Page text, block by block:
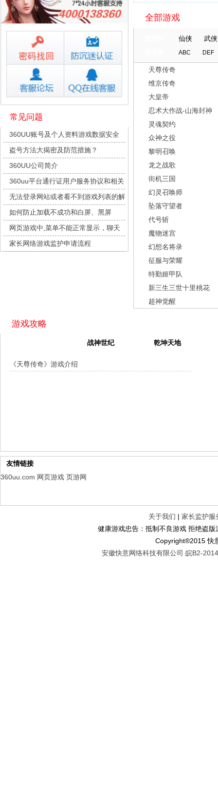
正中靶心
每日新服
今日 10:00点
神兵奇迹
每日新服
今日 10:00点
微乐捕鱼千炮版
今日 10:00点
帕瓦勇者传说
今日 10:00点
群英风华录
每日新服
今日 10:00点
小小仙王
今日 10:00点
少年名将
每日新服
今日 10:00点
城防三国志
每日新服
今日 10:00点
九梦仙域
每日新服
今日 10:00点
豌豆大作战
每日新服
灵魂序章
每日新服
今日 10:00点
冒险守护
每日新服
今日 10:00点
绝地苍穹
每日新服
今日 10:00点
代号斩
每日新服
今日 10:00点
异星战舰
每日新服
今日 10:00点
天空的魔幻城
山海经异兽录 每日新服
常见问题
360UU账号及个人资料游戏数据安全
盗号方法大揭密及防范措施？
360UU公司简介
360uu平台通行证用户服务协议和相关
的条款和条件
无法登录网站或者看不到游戏列表的解
决方法
如何防止加载不成功和白屏、黑屏
网页游戏中,菜单不能正常显示，聊天
及其它功能不能正常使用的解决办法
家长网络游戏监护申请流程
全部游戏
仙侠 武侠
ABC DEF
天尊传奇
维京传奇
大皇帝
忍术大作战-山海封神
灵魂契约
众神之役
黎明召唤
龙之战歌
街机三国
幻灵召唤师
坠落守望者
代号斩
魔物迷宫
幻想名将录
征服与荣耀
特勤姬甲队
新三生三世十里桃花
超神觉醒
游戏攻略
战神世纪 乾坤天地
《天尊传奇》游戏介绍
友情链接
360uu.com 网页游戏 页游网
关于我们 | 家长监护服
健康游戏忠告：抵制不良游戏 拒绝盗
Copyright®2015 快
安徽快意网络科技有限公司 皖B2-